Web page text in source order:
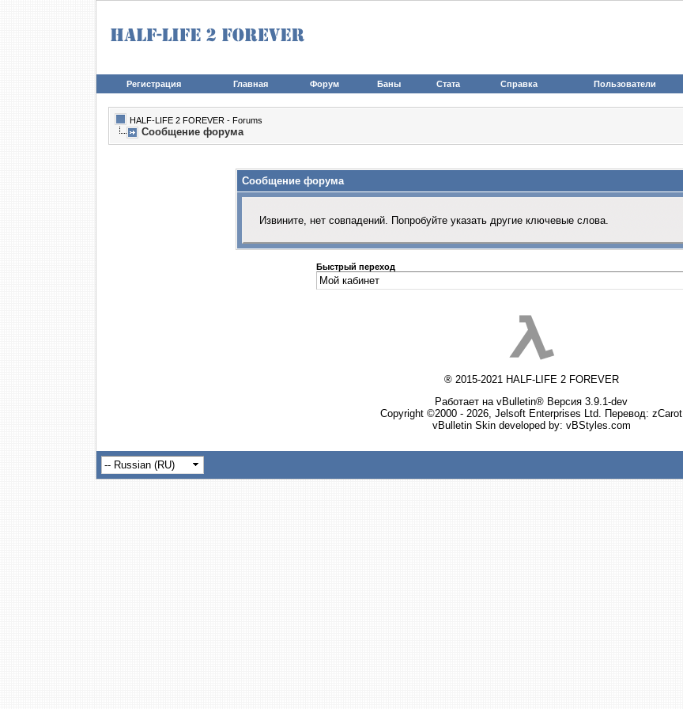
Регистрация Главная Форум Баны Стата Справка Пользователи
HALF-LIFE 2 FOREVER - Forums
Сообщение форума
Сообщение форума
Извините, нет совпадений. Попробуйте указать другие ключевые слова.
Быстрый переход
® 2015-2021 HALF-LIFE 2 FOREVER
Работает на vBulletin® Версия 3.9.1-dev
Copyright ©2000 - 2026, Jelsoft Enterprises Ltd. Перевод: zCarot
vBulletin Skin developed by: vBStyles.com